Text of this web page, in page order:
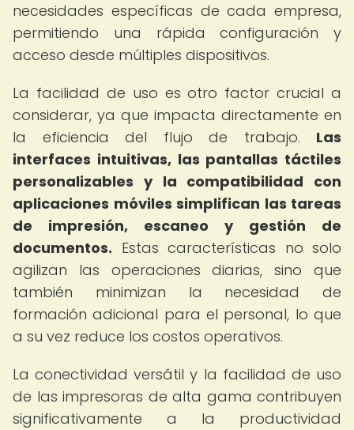
necesidades específicas de cada empresa,
permitiendo una rápida configuración y
acceso desde múltiples dispositivos.
La facilidad de uso es otro factor crucial a
considerar, ya que impacta directamente en
la eficiencia del flujo de trabajo. Las
interfaces intuitivas, las pantallas táctiles
personalizables y la compatibilidad con
aplicaciones móviles simplifican las tareas
de impresión, escaneo y gestión de
documentos. Estas características no solo
agilizan las operaciones diarias, sino que
también minimizan la necesidad de
formación adicional para el personal, lo que
a su vez reduce los costos operativos.
La conectividad versátil y la facilidad de uso
de las impresoras de alta gama contribuyen
significativamente a la productividad